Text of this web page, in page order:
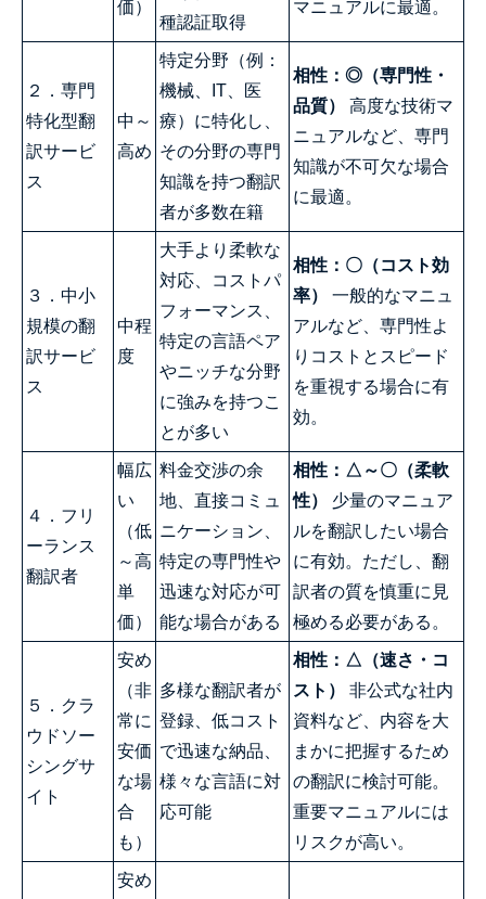
価）
種認証取得
マニュアルに最適。
２．専門
特化型翻
訳サービ
ス
中～
高め
特定分野（例：
機械、IT、医
療）に特化し、
その分野の専門
知識を持つ翻訳
者が多数在籍
相性：◎（専門性・
品質）
高度な技術マ
ニュアルなど、専門
知識が不可欠な場合
に最適。
３．中小
規模の翻
訳サービ
ス
中程
度
大手より柔軟な
対応、コストパ
フォーマンス、
特定の言語ペア
やニッチな分野
に強みを持つこ
とが多い
相性：〇（コスト効
率）
一般的なマニュ
アルなど、専門性よ
りコストとスピード
を重視する場合に有
効。
４．フリ
ーランス
翻訳者
幅広
い
（低
～高
単
価）
料金交渉の余
地、直接コミュ
ニケーション、
特定の専門性や
迅速な対応が可
能な場合がある
相性：△～〇（柔軟
性）
少量のマニュア
ルを翻訳したい場合
に有効。ただし、翻
訳者の質を慎重に見
極める必要がある。
５．クラ
ウドソー
シングサ
イト
安め
（非
常に
安価
な場
合
も）
多様な翻訳者が
登録、低コスト
で迅速な納品、
様々な言語に対
応可能
相性：△（速さ・コ
スト）
非公式な社内
資料など、内容を大
まかに把握するため
の翻訳に検討可能。
重要マニュアルには
リスクが高い。
安め